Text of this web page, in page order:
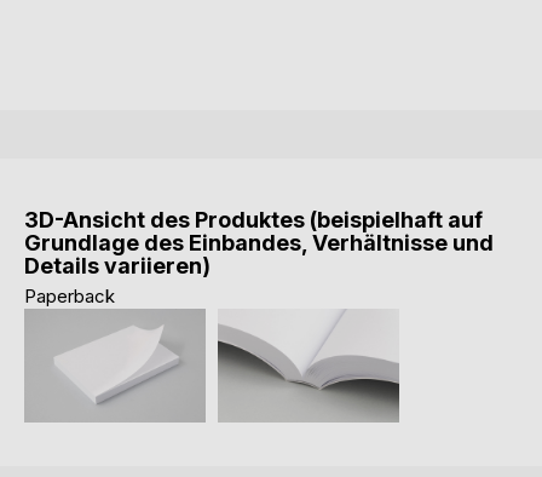
3D-Ansicht des Produktes (beispielhaft auf
Grundlage des Einbandes, Verhältnisse und
Details variieren)
Paperback